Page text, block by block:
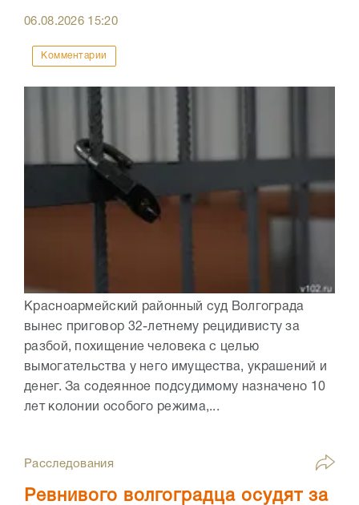
06.08.2026 15:20
Комментарии
Красноармейский районный суд Волгограда
вынес приговор 32-летнему рецидивисту за
разбой, похищение человека с целью
вымогательства у него имущества, украшений и
денег. За содеянное подсудимому назначено 10
лет колонии особого режима,...
Расследования
Ревнивого волгоградца осудят за